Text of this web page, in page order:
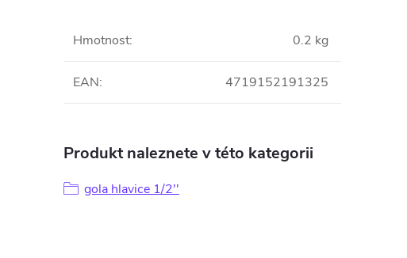
Hmotnost: 0.2 kg
EAN: 4719152191325
Produkt naleznete v této kategorii
gola hlavice 1/2''